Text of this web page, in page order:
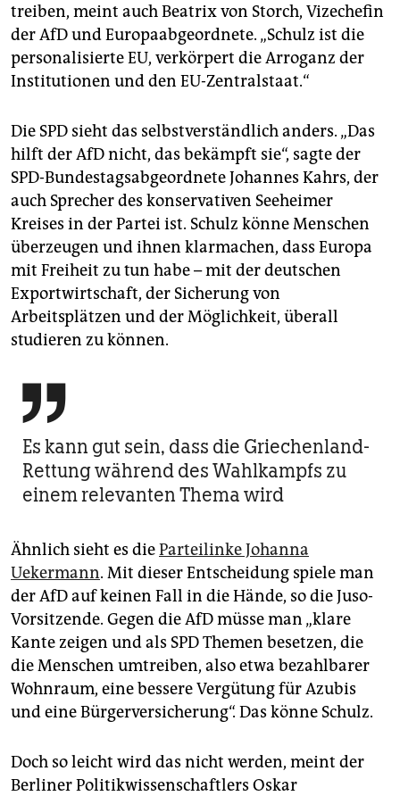
treiben, meint auch Beatrix von Storch, Vizechefin
der AfD und Europaabgeordnete. „Schulz ist die
personalisierte EU, verkörpert die Arroganz der
Institutionen und den EU-Zentralstaat.“
Die SPD sieht das selbstverständlich anders. „Das
hilft der AfD nicht, das bekämpft sie“, sagte der
SPD-Bundestagsabgeordnete Johannes Kahrs, der
auch Sprecher des konservativen Seeheimer
Kreises in der Partei ist. Schulz könne Menschen
überzeugen und ihnen klarmachen, dass Europa
mit Freiheit zu tun habe – mit der deutschen
Exportwirtschaft, der Sicherung von
Arbeitsplätzen und der Möglichkeit, überall
studieren zu können.

Es kann gut sein, dass die Griechenland-
Rettung während des Wahlkampfs zu
einem relevanten Thema wird
Ähnlich sieht es dieParteilinke Johanna
Uekermann. Mit dieser Entscheidung spiele man
der AfD auf keinen Fall in die Hände, so die Juso-
Vorsitzende. Gegen die AfD müsse man „klare
Kante zeigen und als SPD Themen besetzen, die
die Menschen umtreiben, also etwa bezahlbarer
Wohnraum, eine bessere Vergütung für Azubis
und eine Bürgerversicherung“. Das könne Schulz.
Doch so leicht wird das nicht werden, meint der
Berliner Politikwissenschaftlers Oskar